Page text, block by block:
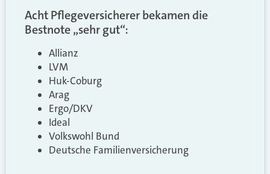
Acht Pflegeversicherer bekamen die
Bestnote „sehr gut“:
Allianz
LVM
Huk-Coburg
Arag
Ergo/DKV
Ideal
Volkswohl Bund
Deutsche Familienversicherung